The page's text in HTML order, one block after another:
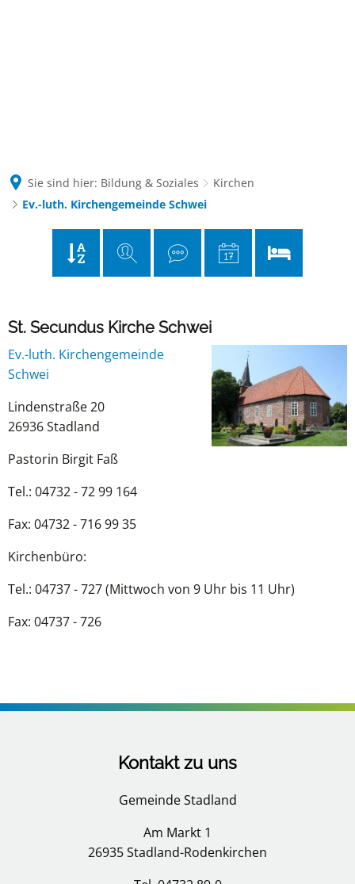
Sie sind hier: Bildung & Soziales
Kirchen
Ev.-luth. Kirchengemeinde Schwei
Ev.-
luth.
Kirchengemeinde
Schwei
St. Secundus Kirche Schwei
Ev.-luth. Kirchengemeinde
Schwei
Lindenstraße 20
26936 Stadland
Pastorin Birgit Faß
Tel.: 04732 - 72 99 164
Fax: 04732 - 716 99 35
Kirchenbüro:
Tel.: 04737 - 727 (Mittwoch von 9 Uhr bis 11 Uhr)
Fax: 04737 - 726
Kontakt zu uns
Gemeinde Stadland
Am Markt 1
26935 Stadland-Rodenkirchen